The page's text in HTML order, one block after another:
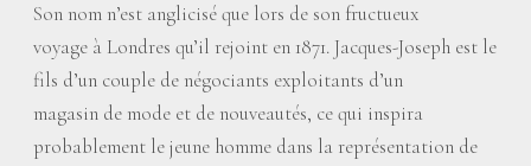
Son nom n’est anglicisé que lors de son fructueux
voyage à Londres qu’il rejoint en 1871. Jacques-Joseph est le
fils d’un couple de négociants exploitants d’un
magasin de mode et de nouveautés, ce qui inspira
probablement le jeune homme dans la représentation de